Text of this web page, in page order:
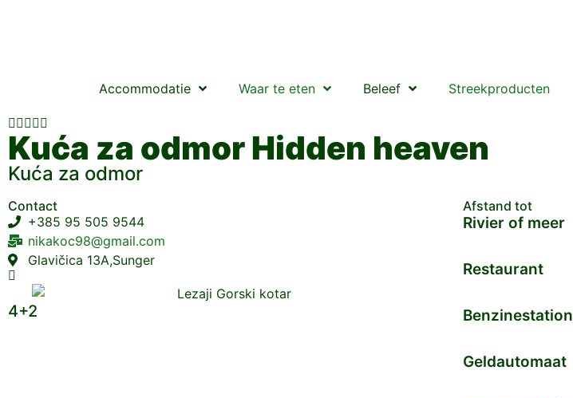
Accommodatie Waar te eten Beleef Streekproducten

Kuća za odmor Hidden heaven
Kuća za odmor
Contact
+385 95 505 9544
nikakoc98@gmail.com
Glavičica 13A,Sunger
4+2
Afstand tot
Rivier of meer
Restaurant
Benzinestation
Geldautomaat